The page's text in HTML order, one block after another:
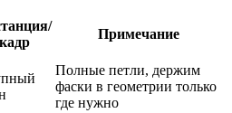
кадр
Примечание
Полные петли, держим
фаски в геометрии только
где нужно